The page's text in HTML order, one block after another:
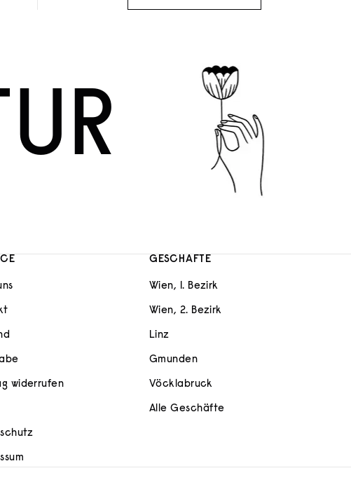
widerrufen
GESCHÄFTE
Wien, 1. Bezirk
Wien, 2. Bezirk
Linz
Gmunden
Vöcklabruck
Alle Geschäfte